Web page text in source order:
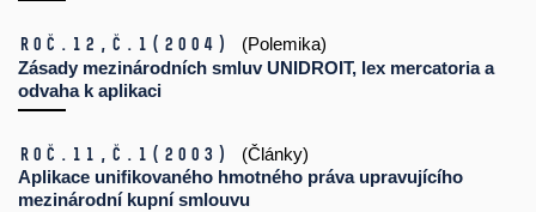
Roč.12, č.1 (2004)
(Polemika)
Zásady mezinárodních smluv UNIDROIT, lex mercatoria a
odvaha k aplikaci
Roč.11, č.1 (2003)
(Články)
Aplikace unifikovaného hmotného práva upravujícího
mezinárodní kupní smlouvu